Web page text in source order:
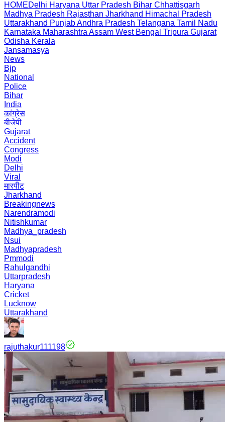
HOMEDelhi Haryana Uttar Pradesh Bihar Chhattisgarh
Madhya Pradesh Rajasthan Jharkhand Himachal Pradesh
Uttarakhand PunjabAndhra Pradesh Telangana Tamil Nadu
Karnataka Maharashtra Assam West Bengal Tripura Gujarat
Odisha Kerala
Jansamasya
News
Bjp
National
Police
Bihar
India
कांग्रेस
बीजेपी
Gujarat
Accident
Congress
Modi
Delhi
Viral
मारपीट
Jharkhand
Breakingnews
Narendramodi
Nitishkumar
Madhya_pradesh
Nsui
Madhyapradesh
Pmmodi
Rahulgandhi
Uttarpradesh
Haryana
Cricket
Lucknow
Uttarakhand
rajuthakur111198